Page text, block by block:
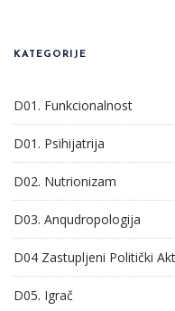
KATEGORIJE
D01. Funkcionalnost
D01. Psihijatrija
D02. Nutrionizam
D03. Anqudropologija
D04 Zastupljeni Politički
D05. Igrač